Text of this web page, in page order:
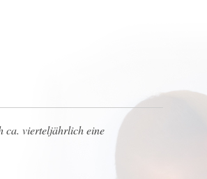
ca. vierteljährlich eine